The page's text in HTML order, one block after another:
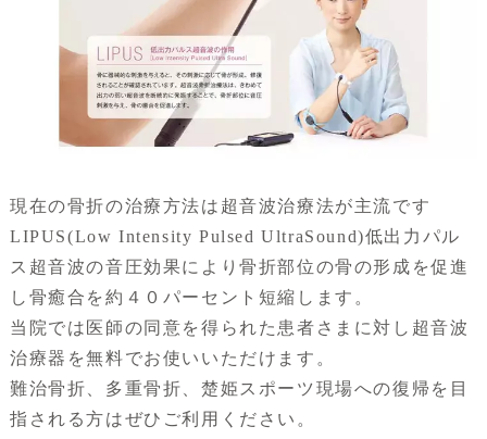
現在の骨折の治療方法は超音波治療法が主流です
LIPUS(Low Intensity Pulsed UltraSound)低出力パル
ス超音波の音圧効果により骨折部位の骨の形成を促進
し骨癒合を約４０パーセント短縮します。
当院では医師の同意を得られた患者さまに対し超音波
治療器を無料でお使いいただけます。
難治骨折、多重骨折、楚姫スポーツ現場への復帰を目
指される方はぜひご利用ください。